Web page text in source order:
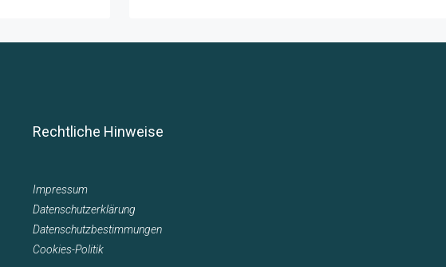
Rechtliche Hinweise
Impressum
Datenschutzerklärung
Datenschutzbestimmungen
Cookies-Politik